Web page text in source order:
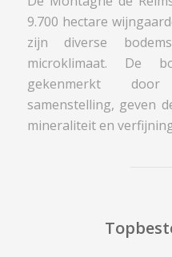
9.700 hectare
zijn diverse
microklimaat. De
gekenmerkt
samenstelling, geven
mineraliteit en